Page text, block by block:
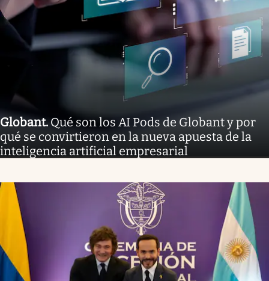
Globant.Qué son los AI Pods de Globant y por
qué se convirtieron en la nueva apuesta de la
inteligencia artificial empresarial